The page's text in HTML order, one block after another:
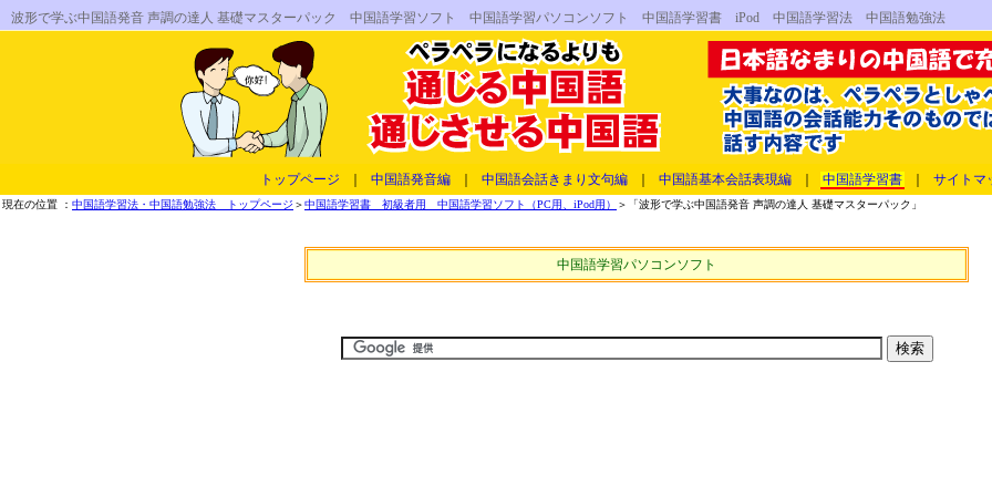
波形で学ぶ中国語発音 声調の達人 基礎マスターパック 中国語学習ソフト 中国語学習パソコンソフト 中国語学習書 iPod 中国語学習法 中国語勉強法
トップページ 中国語発音編 中国語会話きまり文句編 中国語基本会話表現編 中国語学習書 サイトマ
現在の位置 ： 中国語学習法・中国語勉強法 トップページ ＞中国語学習書 初級者用 中国語学習ソフト（PC用、iPod用） ＞「波形で学ぶ中国語発音 声調の達人 基礎マスターパック」
中国語学習パソコンソフト